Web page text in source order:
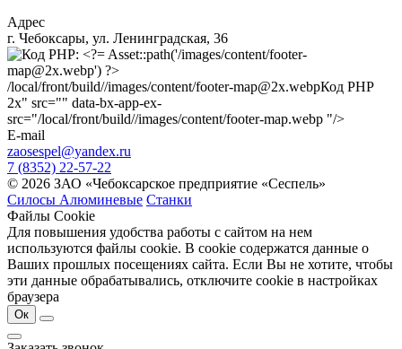
Адрес
г. Чебоксары, ул. Ленинградская, 36
/local/front/build//images/content/footer-map@2x.webpКод PHP
2x" src="" data-bx-app-ex-
src="/local/front/build//images/content/footer-map.webp "/>
E-mail
zaosespel@yandex.ru
7 (8352) 22-57-22
© 2026 ЗАО «Чебоксарское предприятие «Сеспель»
Силосы Алюминевые Станки
Файлы Cookie
Для повышения удобства работы с сайтом на нем
используются файлы cookie. В cookie содержатся данные о
Ваших прошлых посещениях сайта. Если Вы не хотите, чтобы
эти данные обрабатывались, отключите cookie в настройках
браузера
Ок